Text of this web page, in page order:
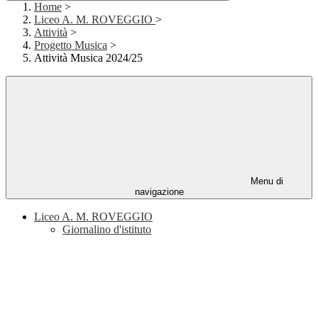
Home >
Liceo A. M. ROVEGGIO >
Attività >
Progetto Musica >
Attività Musica 2024/25
Menu di
navigazione
Liceo A. M. ROVEGGIO
Giornalino d'istituto